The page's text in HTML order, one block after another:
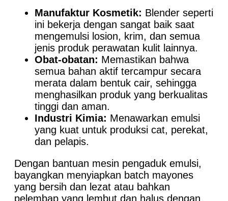
Manufaktur Kosmetik: Blender seperti
ini bekerja dengan sangat baik saat
mengemulsi losion, krim, dan semua
jenis produk perawatan kulit lainnya.
Obat-obatan: Memastikan bahwa
semua bahan aktif tercampur secara
merata dalam bentuk cair, sehingga
menghasilkan produk yang berkualitas
tinggi dan aman.
Industri Kimia: Menawarkan emulsi
yang kuat untuk produksi cat, perekat,
dan pelapis.
Dengan bantuan mesin pengaduk emulsi,
bayangkan menyiapkan batch mayones
yang bersih dan lezat atau bahkan
pelembap yang lembut dan halus dengan